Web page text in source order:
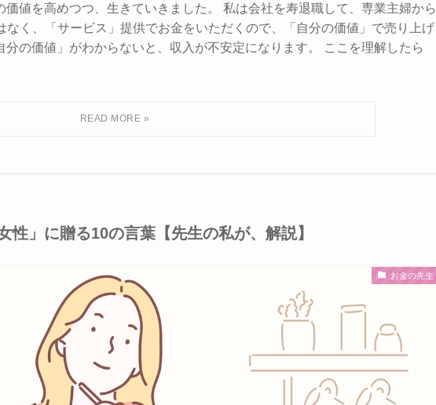
値を高めつつ、生きていきました。 私は会社を寿退職して、専業主婦から
なく、「サービス」提供でお金をいただくので、「自分の価値」で売り上げ
の価値」がわからないと、収入が不安定になります。 ここを理解したら
性」に贈る10の言葉【先生の私が、解説】
お金の先生